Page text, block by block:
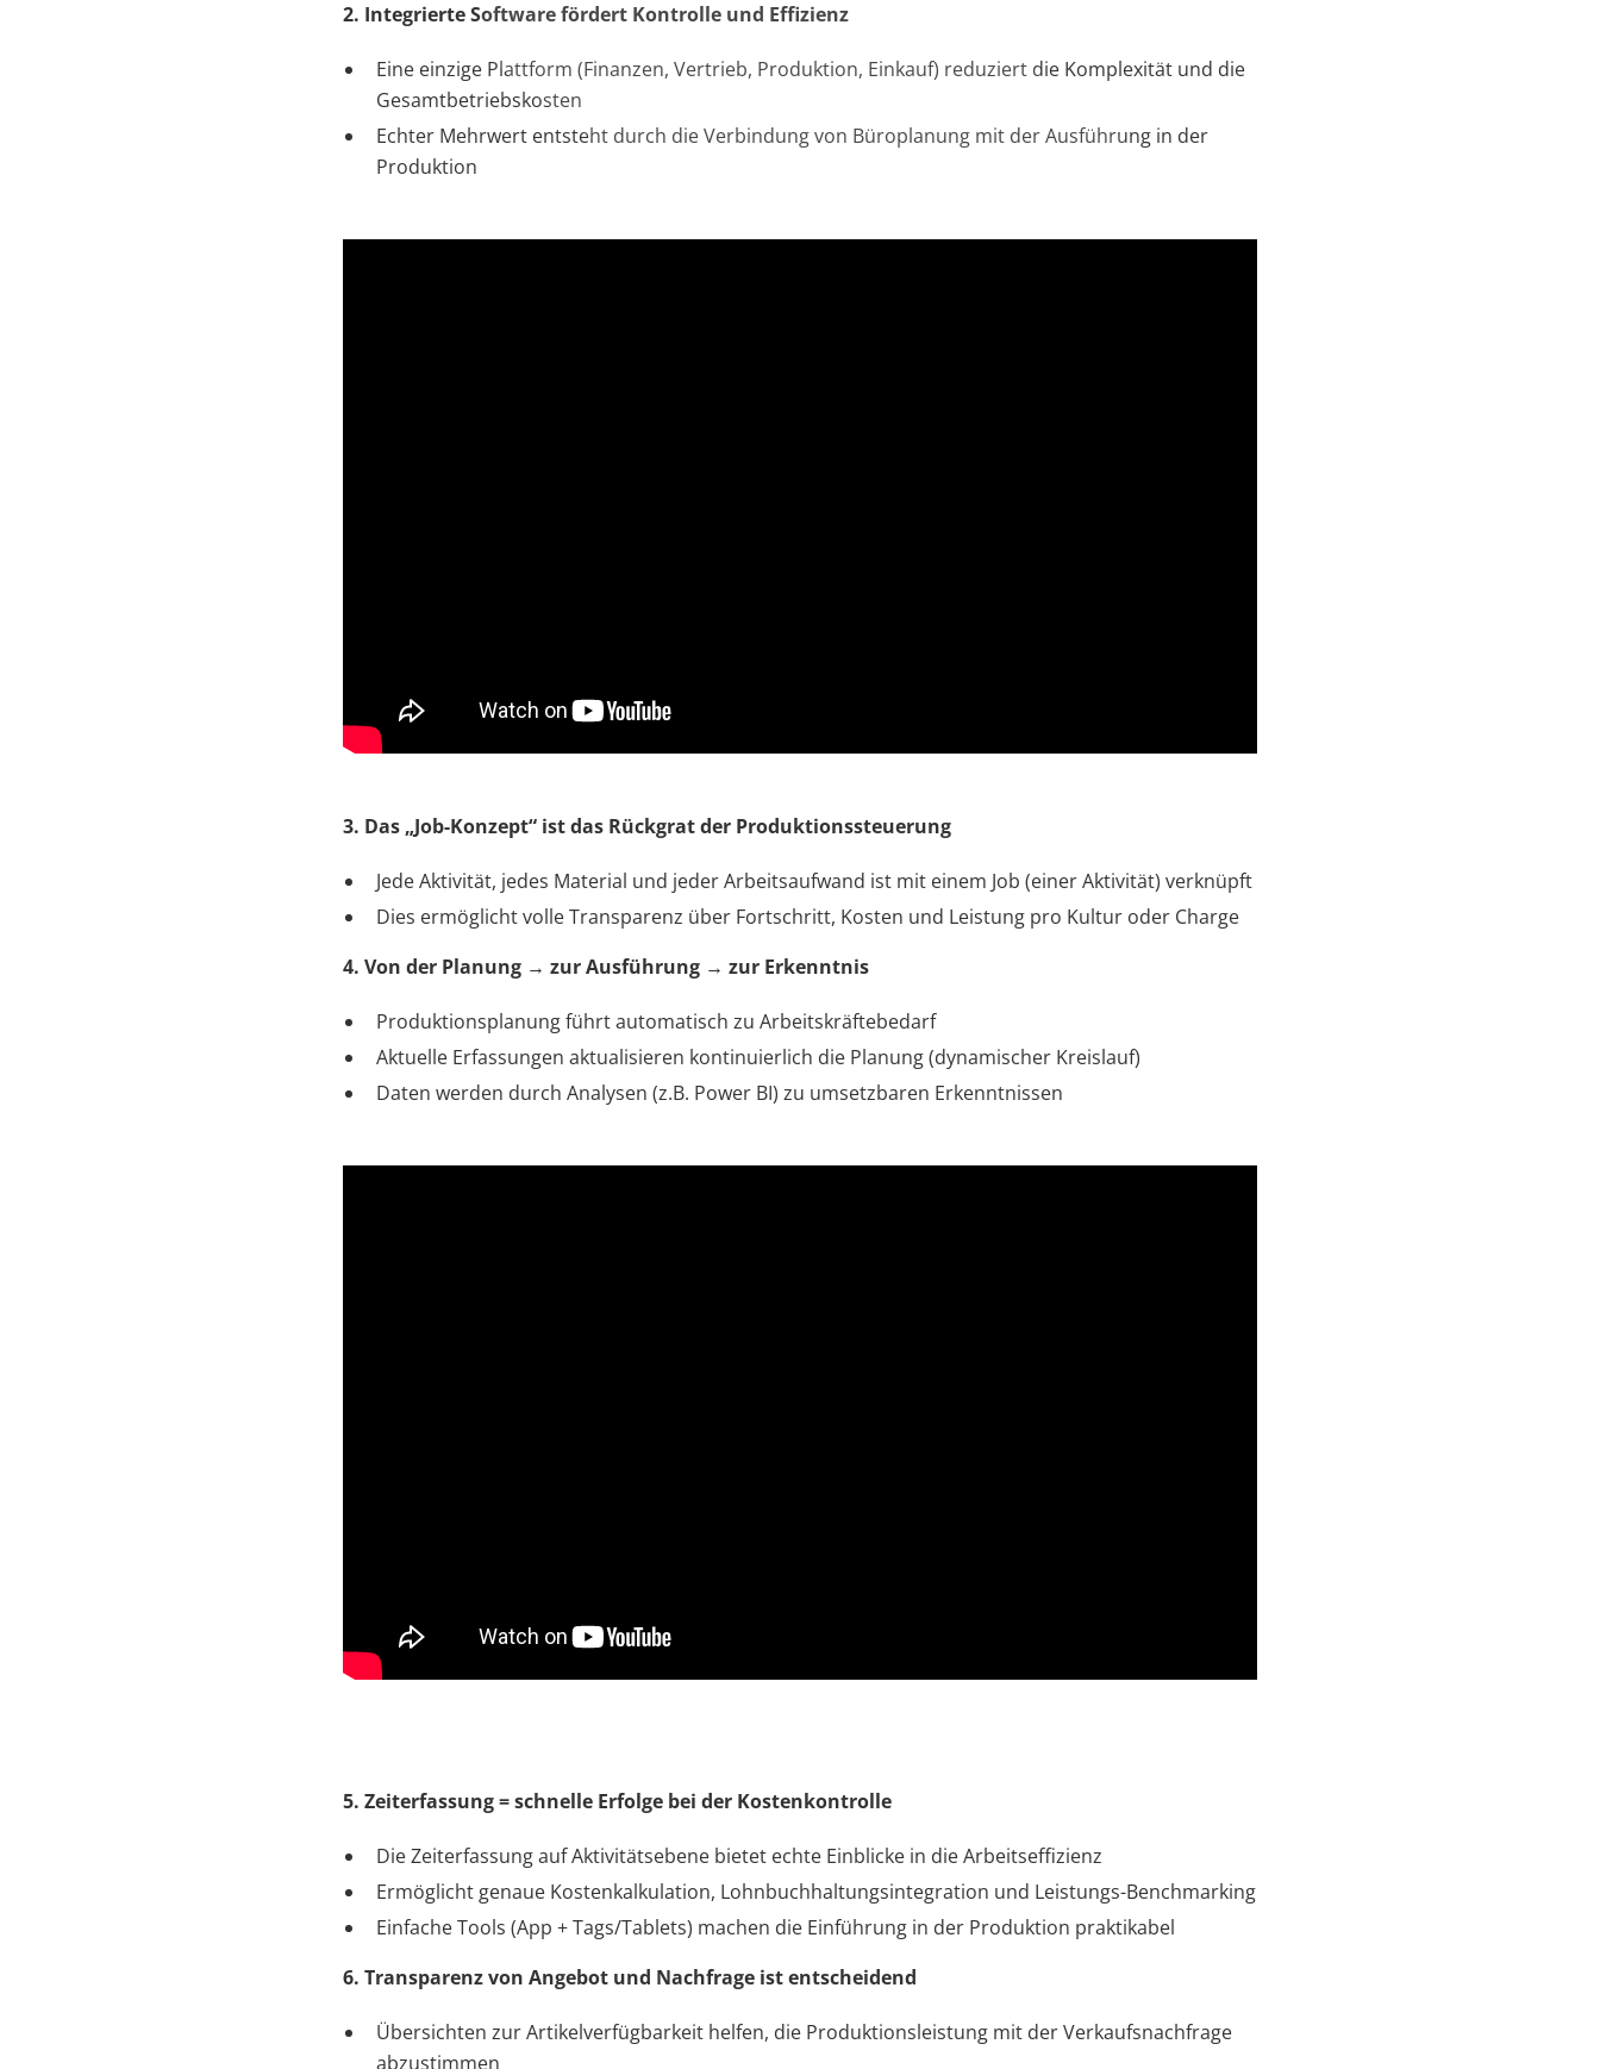
2. Integrierte Software fördert Kontrolle und Effizienz
Eine einzige Plattform (Finanzen, Vertrieb, Produktion, Einkauf) reduziert die Komplexität und die
Gesamtbetriebskosten
Echter Mehrwert entsteht durch die Verbindung von Büroplanung mit der Ausführung in der
Produktion
3. Das „Job-Konzept“ ist das Rückgrat der Produktionssteuerung
Jede Aktivität, jedes Material und jeder Arbeitsaufwand ist mit einem Job (einer Aktivität) verknüpft
Dies ermöglicht volle Transparenz über Fortschritt, Kosten und Leistung pro Kultur oder Charge
4. Von der Planung → zur Ausführung → zur Erkenntnis
Produktionsplanung führt automatisch zu Arbeitskräftebedarf
Aktuelle Erfassungen aktualisieren kontinuierlich die Planung (dynamischer Kreislauf)
Daten werden durch Analysen (z.B. Power BI) zu umsetzbaren Erkenntnissen
5. Zeiterfassung = schnelle Erfolge bei der Kostenkontrolle
Die Zeiterfassung auf Aktivitätsebene bietet echte Einblicke in die Arbeitseffizienz
Ermöglicht genaue Kostenkalkulation, Lohnbuchhaltungsintegration und Leistungs-Benchmarking
Einfache Tools (App + Tags/Tablets) machen die Einführung in der Produktion praktikabel
6. Transparenz von Angebot und Nachfrage ist entscheidend
Übersichten zur Artikelverfügbarkeit helfen, die Produktionsleistung mit der Verkaufsnachfrage
abzustimmen